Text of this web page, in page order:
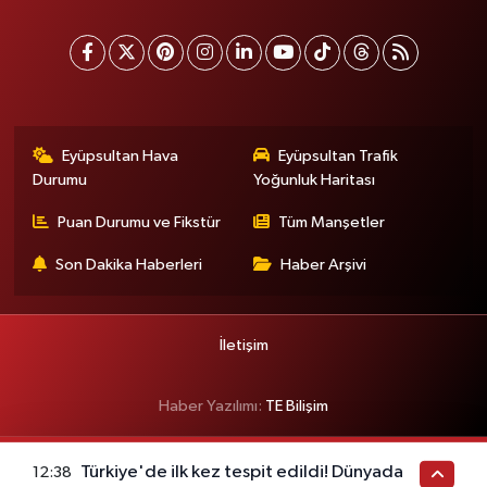
Eyüpsultan Hava
Durumu
Eyüpsultan Trafik
Yoğunluk Haritası
Puan Durumu ve Fikstür Tüm Manşetler
Son Dakika Haberleri Haber Arşivi
İletişim
Haber Yazılımı: TE Bilişim
12:38
Türkiye'de ilk kez tespit edildi! Dünyada